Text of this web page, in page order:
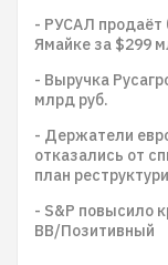
- РУСАЛ продаёт
Ямайке за $299
- Выручка
млрд руб.
- Держатели
отказались от
план
- S&P повысило
BB/Позитивный